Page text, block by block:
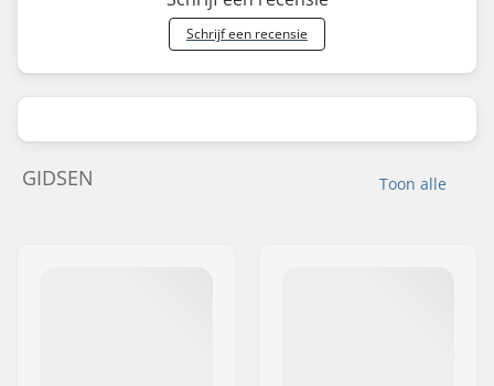
Schrijf een recensie
Toon alle
GIDSEN